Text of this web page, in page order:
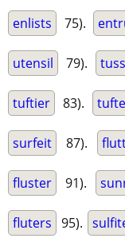
enlists 75).
utensil 79).
tuftier 83).
surfeit 87).
fluster 91).
fluters 95).